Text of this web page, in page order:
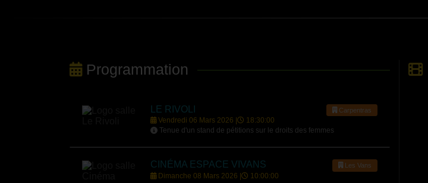
Programmation
LE RIVOLI Carpentras
Vendredi 06 Mars 2026 |
18:30:00
Tenue d'un stand de pétitions sur le droits des femmes
CINÉMA ESPACE VIVANS Les Vans
Dimanche 08 Mars 2026 | 10:00:00